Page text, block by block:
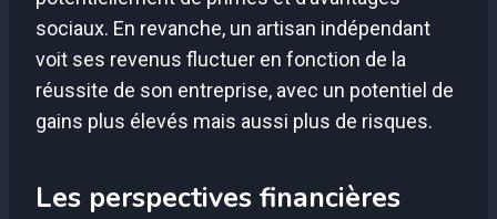
sociaux. En revanche, un artisan indépendant
voit ses revenus fluctuer en fonction de la
réussite de son entreprise, avec un potentiel de
gains plus élevés mais aussi plus de risques.
Les perspectives financières